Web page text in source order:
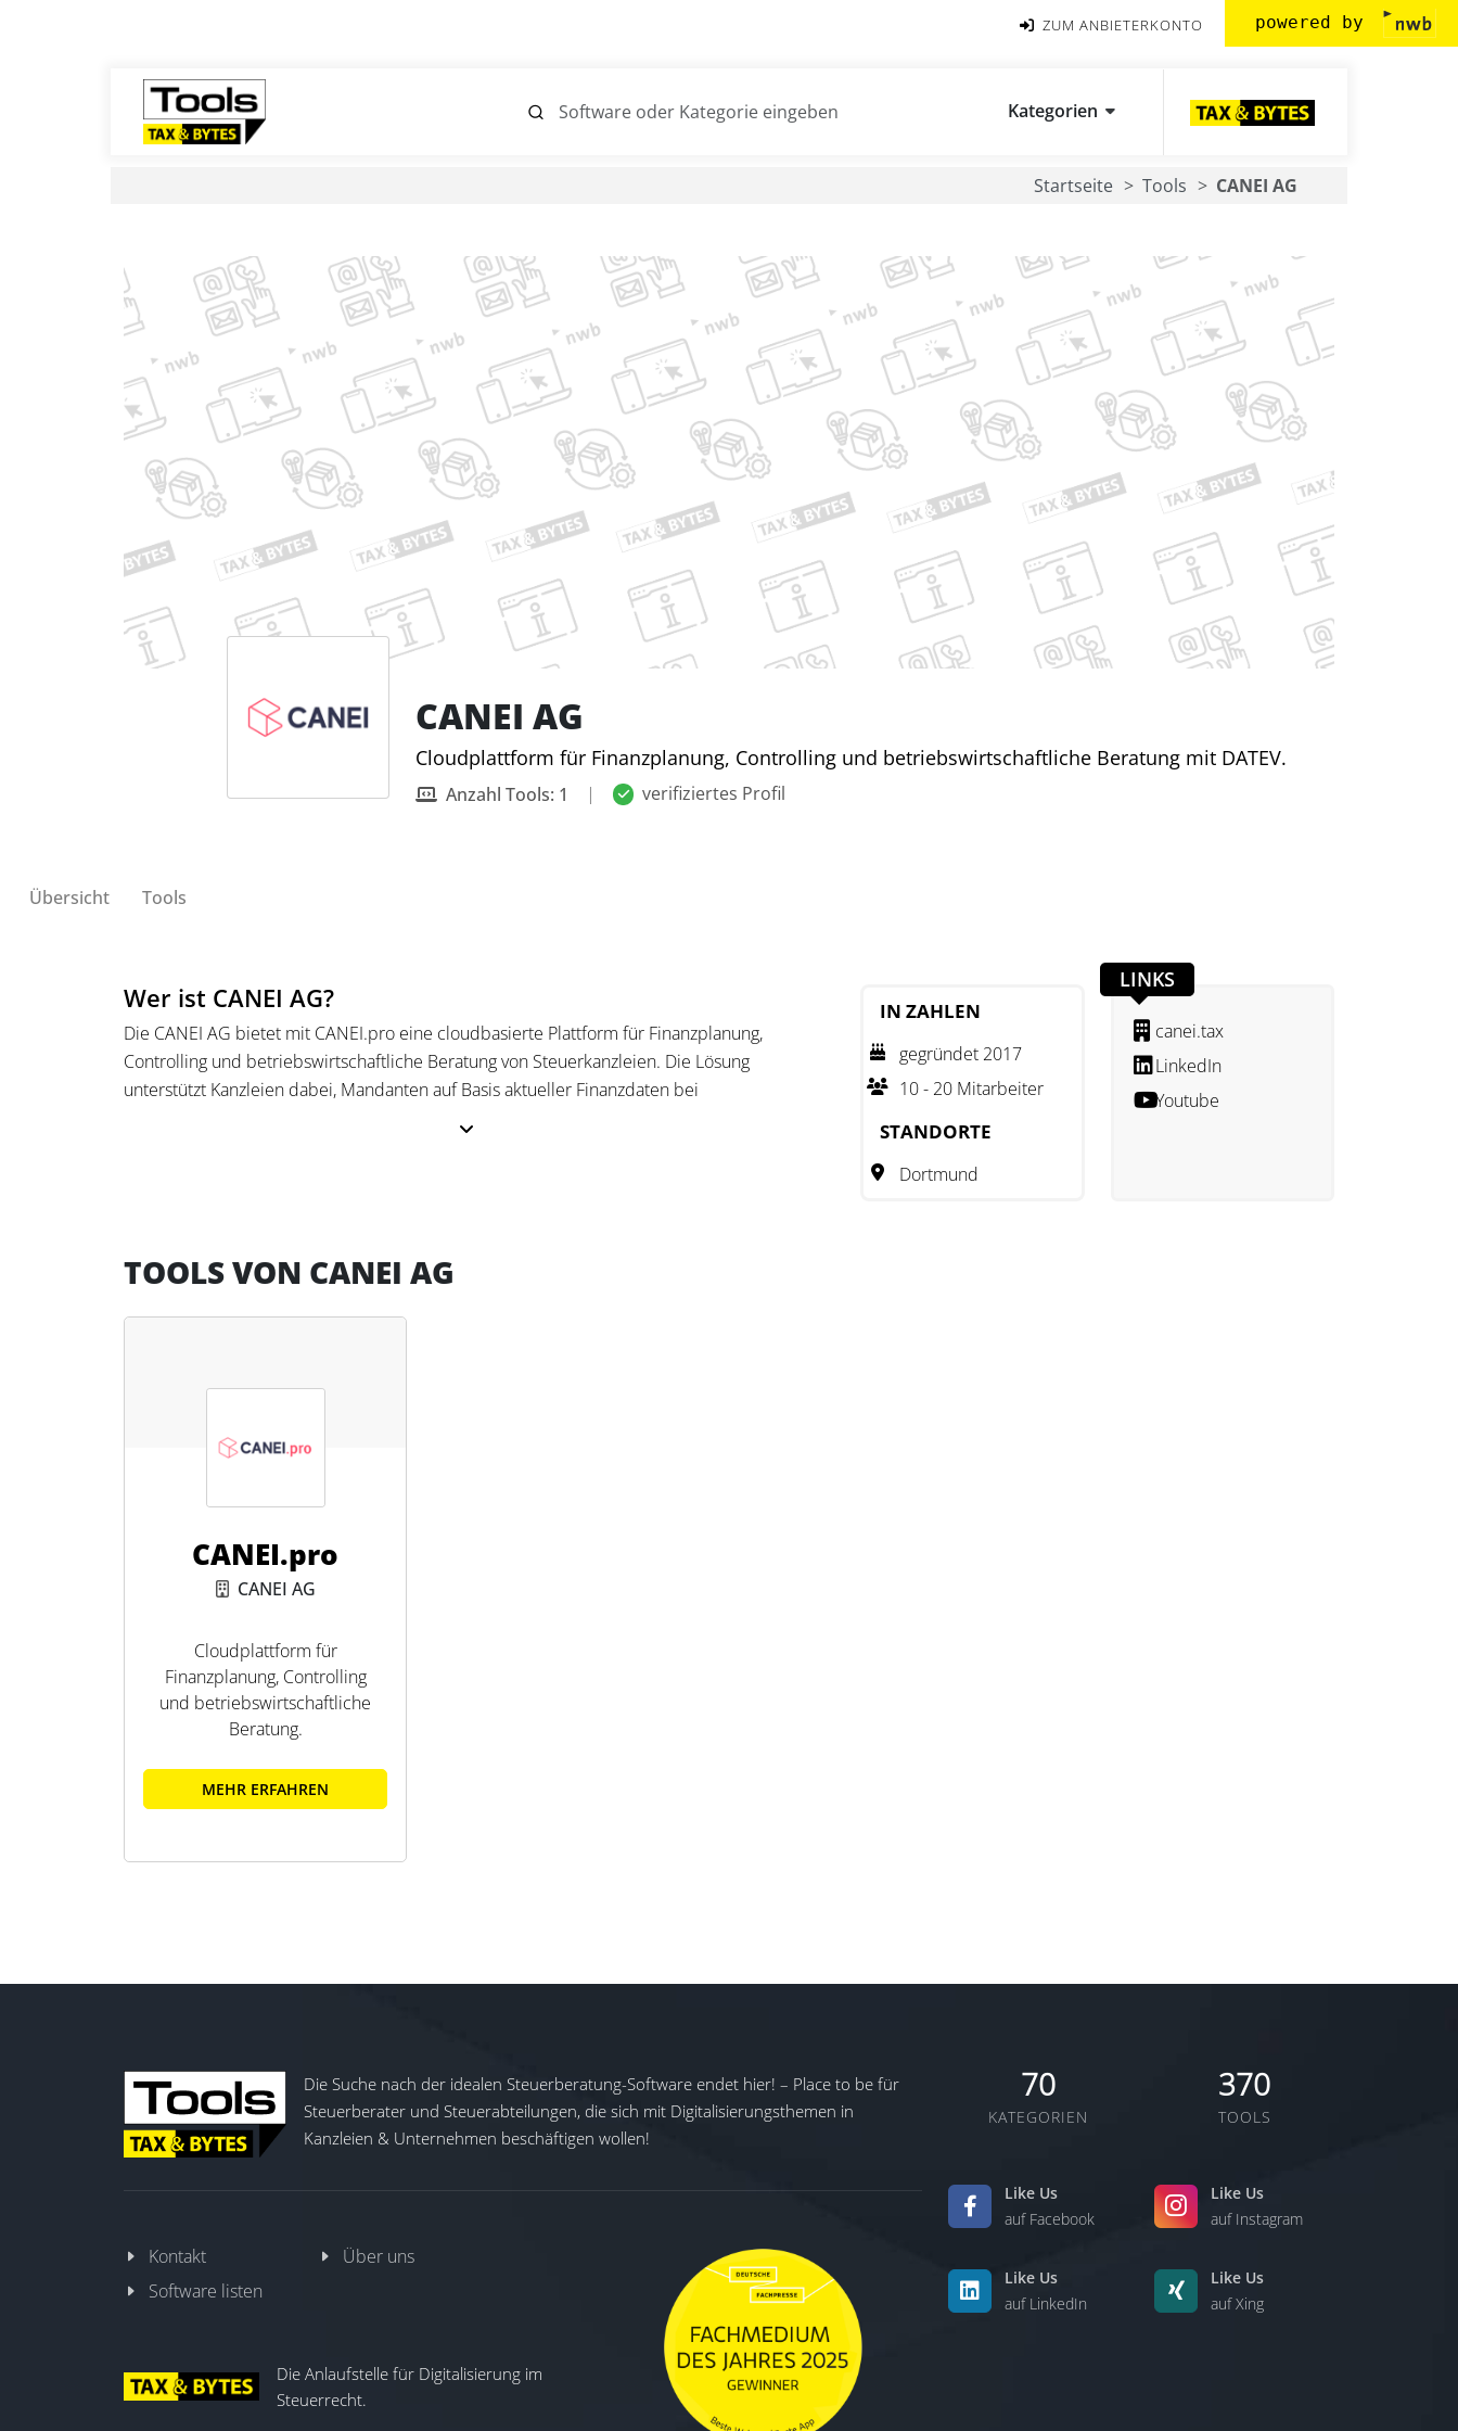
ZUM ANBIETERKONTO powered by
Kategorien
Startseite Tools CANEI AG
CANEI AG
Cloudplattform für Finanzplanung, Controlling und betriebswirtschaftliche Beratung mit DATEV.
Anzahl Tools: 1 | verifiziertes Profil
Übersicht Tools
Wer ist CANEI AG?
Die CANEI AG bietet mit CANEI.pro eine cloudbasierte Plattform für Finanzplanung,
Controlling und betriebswirtschaftliche Beratung von Steuerkanzleien. Die Lösung
unterstützt Kanzleien dabei, Mandanten auf Basis aktueller Finanzdaten bei
Ergänzt wird die Plattform durch KPI-Dashboards mit über 65 betriebswirtschaftlichen
integrieren. Die Zusammenarbeit erfolgt cloudbasiert auf einer gemeinsamen
Datenbasis, unabhängig davon, ob die Finanzdaten aus DATEV oder per Excel
IN ZAHLEN
gegründet 2017
10 - 20 Mitarbeiter
STANDORTE
Dortmund
LINKS
canei.tax
LinkedIn
Youtube
TOOLS VON CANEI AG
CANEI.pro
CANEI AG
Cloudplattform für
Finanzplanung, Controlling
und betriebswirtschaftliche
Beratung.
MEHR ERFAHREN
Die Suche nach der idealen Steuerberatung-Software endet hier! – Place to be für
Steuerberater und Steuerabteilungen, die sich mit Digitalisierungsthemen in
Kanzleien & Unternehmen beschäftigen wollen!
Kontakt
Über uns
Software listen
Die Anlaufstelle für Digitalisierung im
Steuerrecht.
70
KATEGORIEN
370
TOOLS
Like Us
auf Facebook
Like Us
auf Instagram
Like Us
auf LinkedIn
Like Us
auf Xing